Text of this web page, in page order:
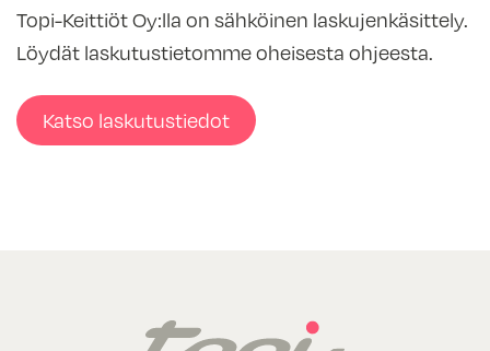
Topi-Keittiöt Oy:lla on sähköinen laskujenkäsittely.
Löydät laskutustietomme oheisesta ohjeesta.
Katso laskutustiedot